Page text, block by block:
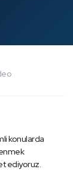
konularda
ediyoruz.